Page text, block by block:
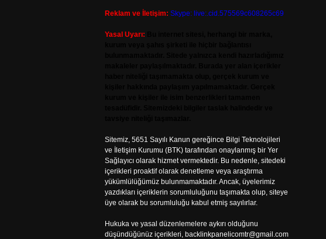
Reklam ve İletişim: Skype: live:.cid.575569c608265c69
Yasal Uyarı:
Sitemiz, 5651 Sayılı Kanun gereğince Bilgi Teknolojileri
ve İletişim Kurumu (BTK) tarafından onaylanmış bir Yer
Sağlayıcı olarak hizmet vermektedir. Bu nedenle, sitedeki
içerikleri proaktif olarak denetleme veya araştırma
yükümlülüğümüz bulunmamaktadır. Ancak, üyelerimiz
yazdıkları içeriklerin sorumluluğunu taşımakta olup, siteye
üye olarak bu sorumluluğu kabul etmiş sayılırlar.
Hukuka ve yasal düzenlemelere aykırı olduğunu
düşündüğünüz içerikleri, backlinkpanelicomtr@gmail.com